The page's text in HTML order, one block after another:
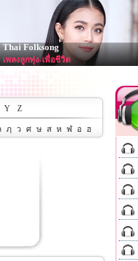
Thai Folksong
เพลงลูกทุ่ง-เพื่อชีวิต
Y Z
ฦ ว ศ ษ ส ห ฬ อ ฮ